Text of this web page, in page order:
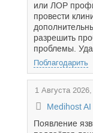
или ЛОР
провести
разрешить
проблемы.
Поблагодарить
1 Августа
Medihost AI
Появление